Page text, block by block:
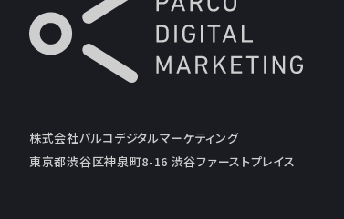
株式会社パルコデジタルマーケティング
東京都渋谷区神泉町8-16 渋谷ファーストプレイス